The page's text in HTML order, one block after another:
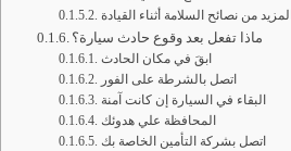
المزيد من نصائح السلامة أثناء القيادة
ماذا تفعل بعد وقوع حادث سيارة؟
ابقَ في مكان الحادث
اتصل بالشرطة على الفور
البقاء في السيارة إن كانت آمنة
المحافظة علي هدوئك
اتصل بشركة التأمين الخاصة بك